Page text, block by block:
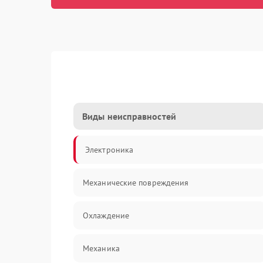
Виды неисправностей
Электроника
Механические повреждения
Охлаждение
Механика